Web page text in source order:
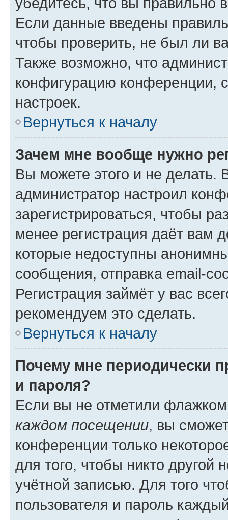
Если данные введены
чтобы проверить, не был ли
Также возможно, что
конфигурацию конференции,
настроек.
Вернуться к началу
Зачем мне вообще нужно
Вы можете этого и не делать.
администратор настроил
зарегистрироваться, чтобы
менее регистрация даёт вам
которые недоступны
сообщения, отправка email-
Регистрация займёт у вас
рекомендуем это сделать.
Вернуться к началу
Почему мне периодически
и пароля?
Если вы не отметили
каждом посещении, вы
конференции только
для того, чтобы никто другой
учётной записью. Для того
пользователя и пароль